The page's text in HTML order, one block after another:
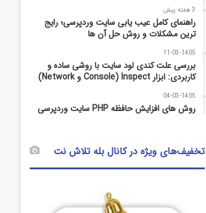
3 هفته پیش
راهنمای کامل عیب‌ یابی سایت وردپرسی؛ رایج‌
ترین مشکلات و روش حل آن‌ ها
11-03-1405
بررسی علت کندی لود سایت با روشی ساده و
کاربردی: ابزار Inspect (Console و Network)
04-03-1405
روش‌ های افزایش حافظه PHP سایت وردپرسی
تخفیف‌های ویژه در کانال بله تلاش نت